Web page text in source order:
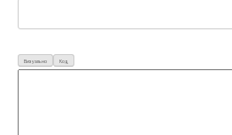
Визуально Код